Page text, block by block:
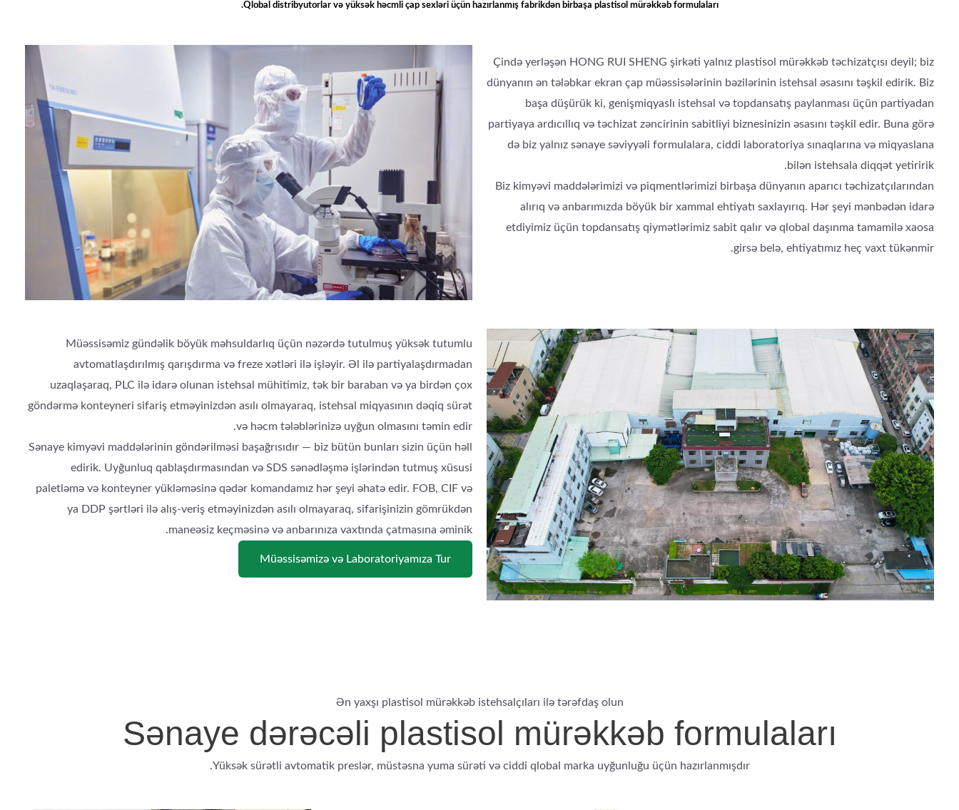
Qlobal distribyutorlar və yüksək həcmli çap sexləri üçün hazırlanmış fabrikdən birbaşa plastisol mürəkkəb formulaları.
Çində yerləşən HONG RUI SHENG şirkəti yalnız plastisol mürəkkəb təchizatçısı deyil; biz
dünyanın ən tələbkar ekran çap müəssisələrinin bəzilərinin istehsal əsasını təşkil edirik. Biz
başa düşürük ki, genişmiqyaslı istehsal və topdansatış paylanması üçün partiyadan
partiyaya ardıcıllıq və təchizat zəncirinin sabitliyi biznesinizin əsasını təşkil edir. Buna görə
də biz yalnız sənaye səviyyəli formulalara, ciddi laboratoriya sınaqlarına və miqyaslana
bilən istehsala diqqət yetiririk.
Biz kimyəvi maddələrimizi və piqmentlərimizi birbaşa dünyanın aparıcı təchizatçılarından
alırıq və anbarımızda böyük bir xammal ehtiyatı saxlayırıq. Hər şeyi mənbədən idarə
etdiyimiz üçün topdansatış qiymətlərimiz sabit qalır və qlobal daşınma tamamilə xaosa
girsə belə, ehtiyatımız heç vaxt tükənmir.
Müəssisəmiz gündəlik böyük məhsuldarlıq üçün nəzərdə tutulmuş yüksək tutumlu
avtomatlaşdırılmış qarışdırma və freze xətləri ilə işləyir. Əl ilə partiyalaşdırmadan
uzaqlaşaraq, PLC ilə idarə olunan istehsal mühitimiz, tək bir baraban və ya birdən çox
göndərmə konteyneri sifariş etməyinizdən asılı olmayaraq, istehsal miqyasının dəqiq sürət
və həcm tələblərinizə uyğun olmasını təmin edir.
Sənaye kimyəvi maddələrinin göndərilməsi başağrısıdır — biz bütün bunları sizin üçün həll
edirik. Uyğunluq qablaşdırmasından və SDS sənədləşmə işlərindən tutmuş xüsusi
paletləmə və konteyner yükləməsinə qədər komandamız hər şeyi əhatə edir. FOB, CIF və
ya DDP şərtləri ilə alış-veriş etməyinizdən asılı olmayaraq, sifarişinizin gömrükdən
maneəsiz keçməsinə və anbarınıza vaxtında çatmasına əminik.
Müəssisəmizə və Laboratoriyamıza Tur
Ən yaxşı plastisol mürəkkəb istehsalçıları ilə tərəfdaş olun
Sənaye dərəcəli plastisol mürəkkəb formulaları
Yüksək sürətli avtomatik preslər, müstəsna yuma sürəti və ciddi qlobal marka uyğunluğu üçün hazırlanmışdır.